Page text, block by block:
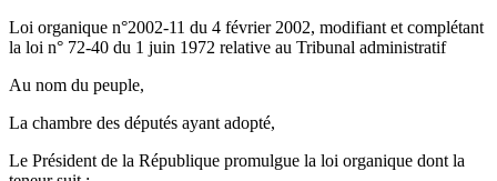
Loi organique n°2002-11 du 4 février 2002, modifiant et complétant
la loi n° 72-40 du 1 juin 1972 relative au Tribunal administratif
Au nom du peuple,
La chambre des députés ayant adopté,
Le Président de la République promulgue la loi organique dont la